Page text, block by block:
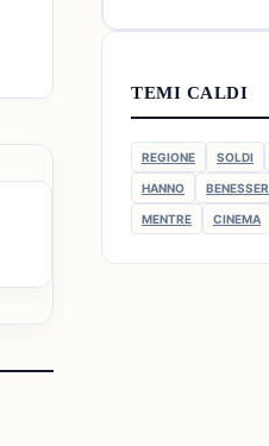
TEMI CALDI
REGIONE SOLDI
HANNO
MENTRE CINEMA